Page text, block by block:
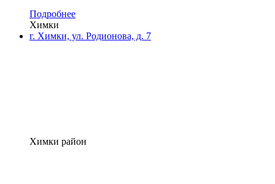
Подробнее
Химки
г. Химки, ул. Родионова, д. 7
Химки район